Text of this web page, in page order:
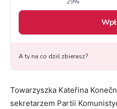
Towarzyszka Kateřina
sekretarzem Partii